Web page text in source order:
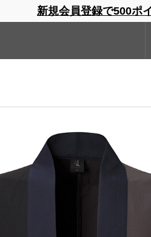
新規会員登録で500ポ
ブランドサイト
スリーピングマット バックパック